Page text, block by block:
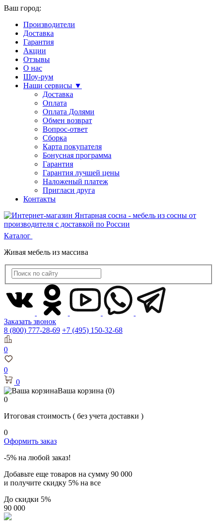
Ваш город:
Производители
Доставка
Гарантия
Акции
Отзывы
О нас
Шоу-рум
Наши сервисы ▼
Доставка
Оплата
Оплата Долями
Обмен возврат
Вопрос-ответ
Сборка
Карта покупателя
Бонусная программа
Гарантия
Гарантия лучшей цены
Наложеный платеж
Пригласи друга
Контакты
Каталог
Живая мебель из массива
Заказать звонок
8 (800) 777-28-69 +7 (495) 150-32-68
0
0
0
Ваша корзина (0)
0
Итоговая стоимость ( без учета доставки )
0
Оформить заказ
-5% на любой заказ!
Добавьте еще товаров на сумму 90 000
и получите скидку 5% на все
До скидки 5%
90 000